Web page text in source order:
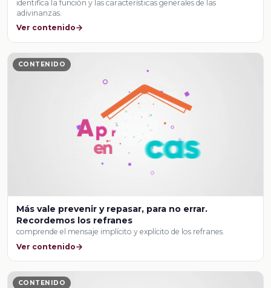
identifica la función y las características generales de las
adivinanzas.
Ver contenido
CONTENIDO
Más vale prevenir y repasar, para no errar.
Recordemos los refranes
comprende el mensaje implícito y explícito de los refranes.
Ver contenido
CONTENIDO